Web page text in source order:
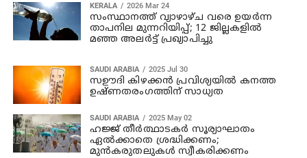
KERALA 2026 Mar 24
സംസ്ഥാനത്ത് വ്യാഴാഴ്ച വരെ ഉയര്‍ന്ന
താപനില മുന്നറിയിപ്പ്; 12 ജില്ലകളില്‍
മഞ്ഞ അലര്‍ട്ട് പ്രഖ്യാപിച്ചു
SAUDI ARABIA 2025 Jul 30
സഊദി കിഴക്കന്‍ പ്രവിശ്യയില്‍ കനത്ത
ഉഷ്ണതരംഗത്തിന് സാധ്യത
SAUDI ARABIA 2025 May 02
ഹജ്ജ് തീർത്ഥാടകർ സൂര്യാഘാതം
ഏല്‍ക്കാതെ ശ്രദ്ധിക്കണം;
മുൻകരുതലുകൾ സ്വീകരിക്കണം